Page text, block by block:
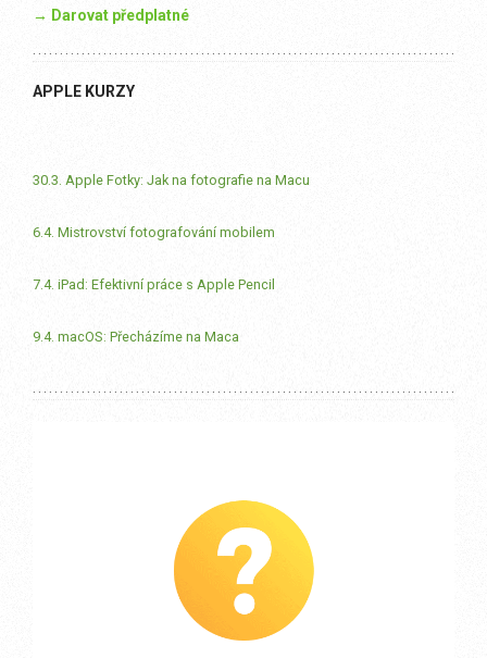
→ Darovat předplatné
APPLE KURZY
30.3. Apple Fotky: Jak na fotografie na Macu
6.4. Mistrovství fotografování mobilem
7.4. iPad: Efektivní práce s Apple Pencil
9.4. macOS: Přecházíme na Maca